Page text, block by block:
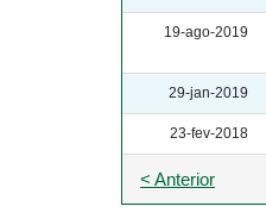
19-ago-2019
29-jan-2019
23-fev-2018
< Anterior